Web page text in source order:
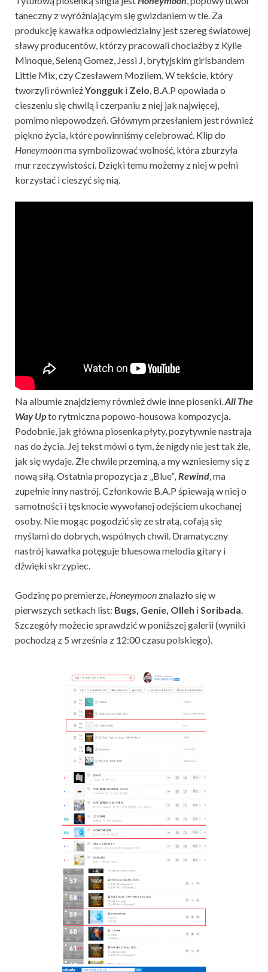
taneczny z wyróżniającym się gwizdaniem w tle. Za
produkcję kawałka odpowiedzialny jest szereg światowej
sławy producentów, którzy pracowali chociażby z Kylie
Minoque, Seleną Gomez, Jessi J, brytyjskim girlsbandem
Little Mix, czy Czesławem Mozilem. W tekście, który
tworzyli równieżYongguk i Zelo, B.A.P opowiada o
cieszeniu się chwilą i czerpaniu z niej jak najwięcej,
pomimo niepowodzeń. Głównym przesłaniem jest również
piękno życia, które powinniśmy celebrować. Klip do
Honeymoonma symbolizować wolność, która zburzyła
mur rzeczywistości. Dzięki temu możemy z niej w pełni
korzystać i cieszyć się nią.
Na albumie znajdziemy również dwie inne piosenki.All The
Way Upto rytmiczna popowo-housowa kompozycja.
Podobnie, jak główna piosenka płyty, pozytywnie nastraja
nas do życia. Jej tekst mówi o tym, że nigdy nie jest tak źle,
jak się wydaje. Złe chwile przeminą, a my wzniesiemy się z
nową siłą. Ostatnia propozycja z „Blue”, Rewind, ma
zupełnie inny nastrój. Członkowie B.A.P śpiewają w niej o
samotności i tęsknocie wywołanej odejściem ukochanej
osoby. Nie mogąc pogodzić się ze stratą, cofają się
myślami do dobrych, wspólnych chwil. Dramatyczny
nastrój kawałka potęguje bluesowa melodia gitary i
dźwięki skrzypiec.
Godzinę po premierze, Honeymoon znalazło się w
pierwszych setkach list: Bugs, Genie, Olleh iSoribada.
Szczegóły możecie sprawdzić w poniższej galerii (wyniki
pochodzą z 5 września z 12:00 czasu polskiego).